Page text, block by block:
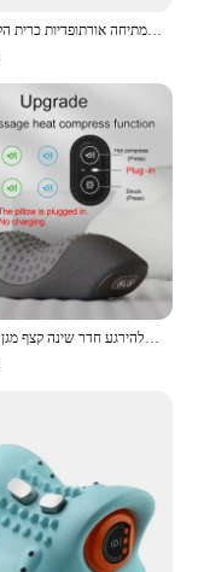
חם צוואר אלונקה מתיחת צוואר הרחם כרית בית צוואר הרחם גרירה צינור מכשירי צוואר מתיחה אורתופדיות כרית הקלה צוואר
עיסוי חשמלי כרית צוואר הרחם חם דחיסה עיסוי הצוואר המתיחה להירגע חדר שינה קצף מגן כרית ירוק